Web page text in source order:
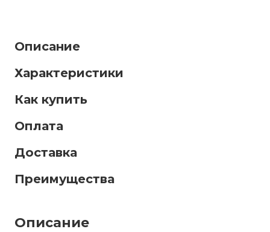
Описание
Характеристики
Как купить
Оплата
Доставка
Преимущества
Описание